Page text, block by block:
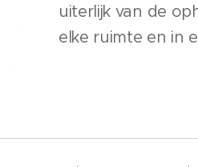
uiterlijk van de
elke ruimte en in